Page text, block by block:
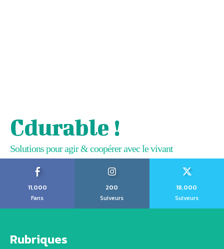
Cdurable !
Solutions pour agir & coopérer avec le vivant
11,000
Fans
200
Suiveurs
18,000
Suiveurs
Rubriques